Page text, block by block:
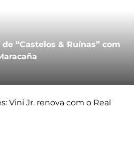
de “Castelos & Ruínas” com